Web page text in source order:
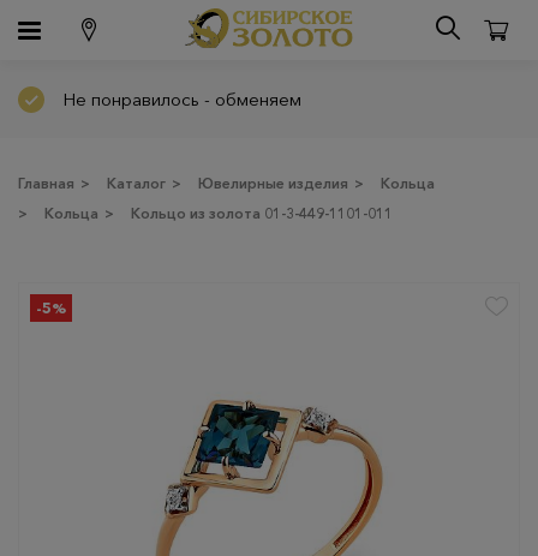
Не понравилось - обменяем
Главная > Каталог > Ювелирные изделия >
Кольца
>
Кольца > Кольцо из золота 01-3-449-1101-011
-5%